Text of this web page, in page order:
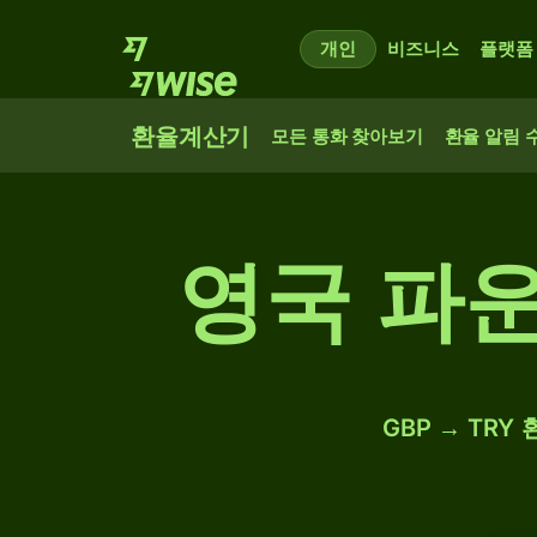
개인 비즈니스 플랫폼
환율계산기 모든 통화 찾아보기 환율 알림
영국 파
GBP → TRY